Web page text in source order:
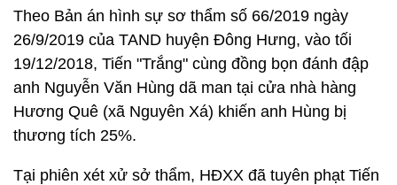
Theo Bản án hình sự sơ thẩm số 66/2019 ngày
26/9/2019 của TAND huyện Đông Hưng, vào tối
19/12/2018, Tiến "Trắng" cùng đồng bọn đánh đập
anh Nguyễn Văn Hùng dã man tại cửa nhà hàng
Hương Quê (xã Nguyên Xá) khiến anh Hùng bị
thương tích 25%.
Tại phiên xét xử sở thẩm, HĐXX đã tuyên phạt Tiến